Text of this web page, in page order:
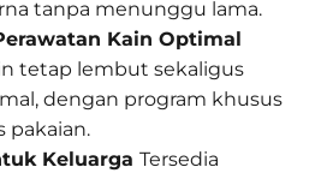
tanpa menunggu lama.
Kain Optimal
tetap lembut sekaligus
dengan program khusus
pakaian.
Keluarga Tersedia